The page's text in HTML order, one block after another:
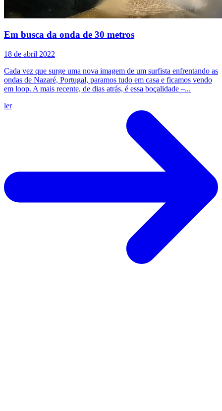
Em busca da onda de 30 metros
18 de abril 2022
Cada vez que surge uma nova imagem de um surfista enfrentando as
ondas de Nazaré, Portugal, paramos tudo em casa e ficamos vendo
em loop. A mais recente, de dias atrás, é essa boçalidade –...
ler